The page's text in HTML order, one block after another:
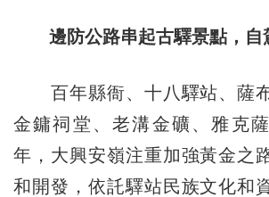
邊防公路串起古驛景點，自
百年縣衙、十八驛站、薩
金鏞祠堂、老溝金礦、雅克
年，大興安嶺注重加強黃金之
和開發，依託驛站民族文化和